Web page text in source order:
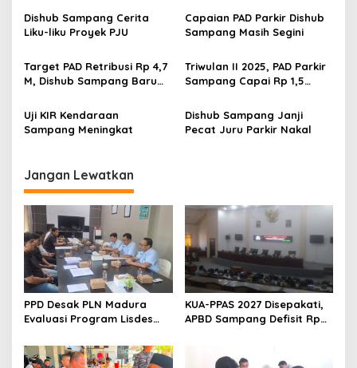
Berebut Kuota Pemprov
Jatim
Dishub, Ini Akibatnya
Dishub Sampang Cerita
Liku-liku Proyek PJU
Capaian PAD Parkir Dishub
Sampang Masih Segini
Target PAD Retribusi Rp 4,7
M, Dishub Sampang Baru
Triwulan II 2025, PAD Parkir
Sampang Capai Rp 1,5
Uji KIR Kendaraan
Sampang Meningkat
Dishub Sampang Janji
Pecat Juru Parkir Nakal
Jangan Lewatkan
PPD Desak PLN Madura
Evaluasi Program Lisdes
KUA-PPAS 2027 Disepakati,
APBD Sampang Defisit Rp